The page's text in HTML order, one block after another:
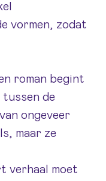
vormen, zodat
roman begint
de
ongeveer
maar ze
verhaal moet